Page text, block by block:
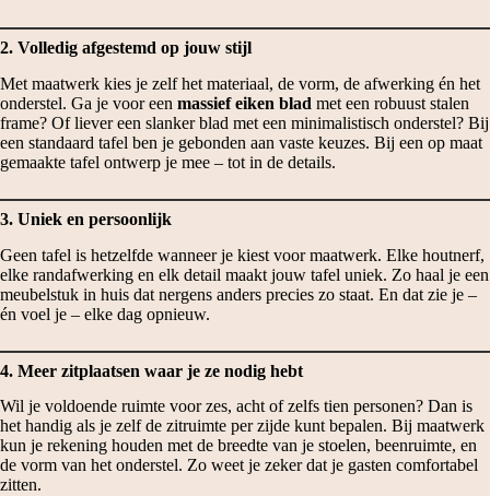
2. Volledig afgestemd op jouw stijl
Met maatwerk kies je zelf het materiaal, de vorm, de afwerking én het
onderstel. Ga je voor een massief eiken blad met een robuust stalen
frame? Of liever een slanker blad met een minimalistisch onderstel? Bij
een standaard tafel ben je gebonden aan vaste keuzes. Bij een op maat
gemaakte tafel ontwerp je mee – tot in de details.
3. Uniek en persoonlijk
Geen tafel is hetzelfde wanneer je kiest voor maatwerk. Elke houtnerf,
elke randafwerking en elk detail maakt jouw tafel uniek. Zo haal je een
meubelstuk in huis dat nergens anders precies zo staat. En dat zie je –
én voel je – elke dag opnieuw.
4. Meer zitplaatsen waar je ze nodig hebt
Wil je voldoende ruimte voor zes, acht of zelfs tien personen? Dan is
het handig als je zelf de zitruimte per zijde kunt bepalen. Bij maatwerk
kun je rekening houden met de breedte van je stoelen, beenruimte, en
de vorm van het onderstel. Zo weet je zeker dat je gasten comfortabel
zitten.